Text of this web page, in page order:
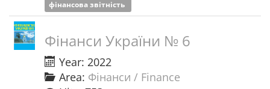
фінансова звітність
Фінанси України № 6
Year: 2022
Area: Фінанси / Finance